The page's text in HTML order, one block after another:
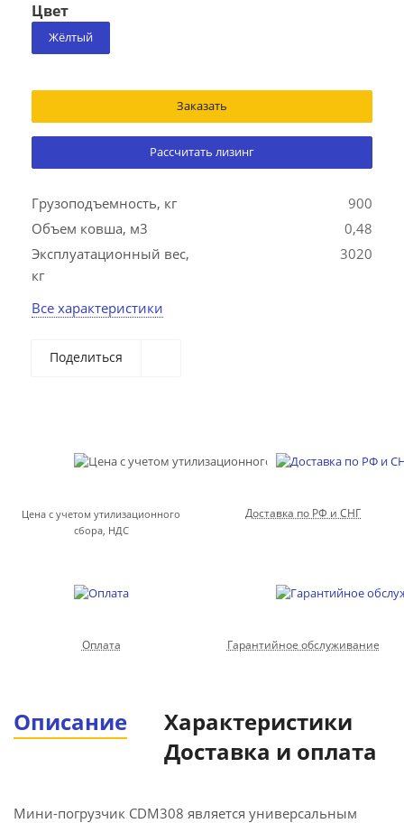
Цвет
Жёлтый
Заказать
Рассчитать лизинг
Грузоподъемность, кг
900
Объем ковша, м3
0,48
Эксплуатационный вес,
кг
3020
Все характеристики
Поделиться
Цена с учетом утилизационного
сбора, НДС
Доставка по РФ и СНГ
Оплата Гарантийное обслуживание
Описание
Характеристики
Доставка и оплата
Мини-погрузчик CDM308 является универсальным